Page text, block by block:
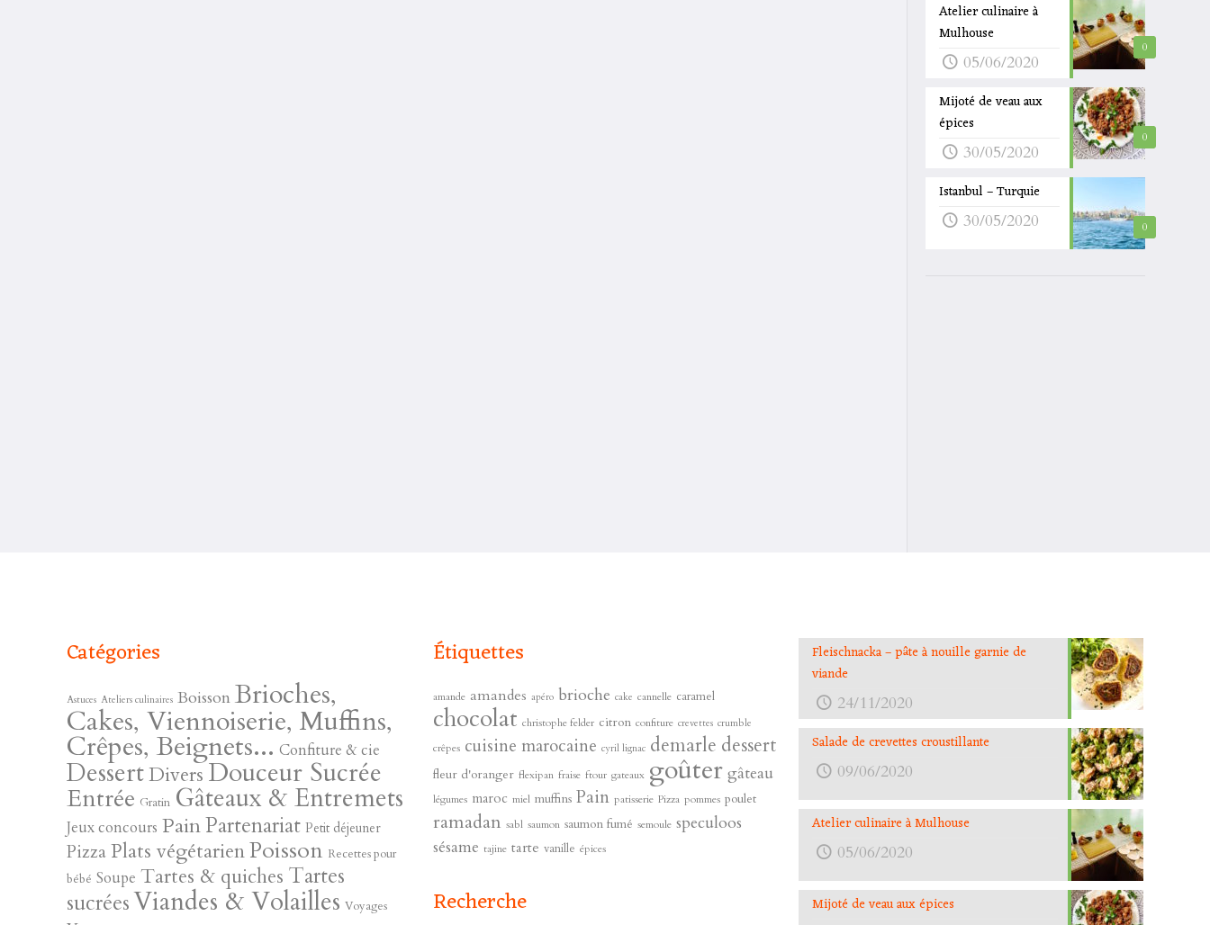
0
Atelier culinaire à
Mulhouse
05/06/2020
0
Mijoté de veau aux
épices
30/05/2020
0
Istanbul – Turquie
30/05/2020
Catégories
Astuces Ateliers culinaires Boisson Brioches,
Cakes, Viennoiserie, Muffins,
Crêpes, Beignets... Confiture & cie
DessertDivers Douceur Sucrée
Entrée Gratin Gâteaux & Entremets
Jeux concours PainPartenariat Petit déjeuner
PizzaPlats végétarienPoisson Recettes pour
bébé Soupe Tartes & quiches Tartes
sucréesViandes & Volailles Voyages
Étiquettes
amande amandes apéro brioche cake cannelle caramel
chocolat christophe felder citron confiture crevettes crumble
crêpes cuisine marocaine cyril lignac demarle dessert
fleur d'oranger flexipan fraise ftour gateaux goûter gâteau
légumes maroc miel muffins Pain patisserie Pizza pommes poulet
ramadan sabl saumon saumon fumé semoule speculoos
sésame tajine tarte vanille épices
Recherche
Fleischnacka – pâte à nouille garnie de
viande
24/11/2020
Salade de crevettes croustillante
09/06/2020
Atelier culinaire à Mulhouse
05/06/2020
Mijoté de veau aux épices